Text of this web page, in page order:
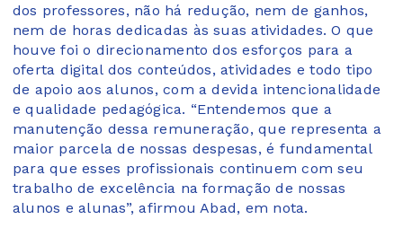
dos professores, não há redução, nem de ganhos,
nem de horas dedicadas às suas atividades. O que
houve foi o direcionamento dos esforços para a
oferta digital dos conteúdos, atividades e todo tipo
de apoio aos alunos, com a devida intencionalidade
e qualidade pedagógica. “Entendemos que a
manutenção dessa remuneração, que representa a
maior parcela de nossas despesas, é fundamental
para que esses profissionais continuem com seu
trabalho de excelência na formação de nossas
alunos e alunas”, afirmou Abad, em nota.